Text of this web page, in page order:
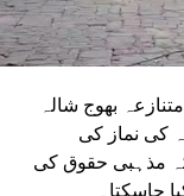
بھوج شالہ
کی نماز کی
مذہبی حقوق کی
جاسکتا۔